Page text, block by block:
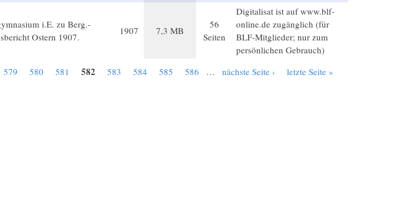
i.E. zu Berg.-
Ostern 1907.
1907 7,3 MB
56
Seiten
Digitalisat ist auf www.blf-
online.de zugänglich (für
BLF-Mitglieder; nur zum
persönlichen Gebrauch)
579 580 581 582 583 584 585 586 … nächste Seite ›
letzte Seite »